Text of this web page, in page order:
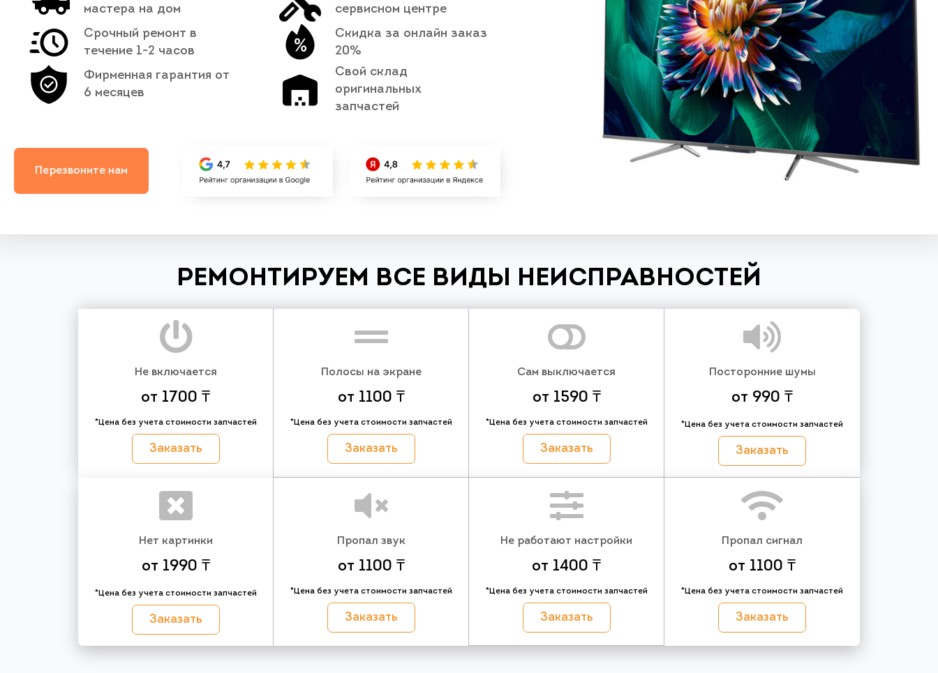
мастера на дом
Срочный ремонт в
течение 1-2 часов
Фирменная гарантия от
6 месяцев
сервисном центре
Скидка за онлайн заказ
20%
Свой склад
оригинальных
запчастей
Перезвоните нам
РЕМОНТИРУЕМ ВСЕ ВИДЫ НЕИСПРАВНОСТЕЙ
Не включается
от 1700 ₸
*Цена без учета стоимости запчастей
Заказать
Полосы на экране
от 1100 ₸
*Цена без учета стоимости запчастей
Заказать
Сам выключается
от 1590 ₸
*Цена без учета стоимости запчастей
Заказать
Посторонние шумы
от 990 ₸
*Цена без учета стоимости запчастей
Заказать
Нет картинки
от 1990 ₸
*Цена без учета стоимости запчастей
Заказать
Пропал звук
от 1100 ₸
*Цена без учета стоимости запчастей
Заказать
Не работают настройки
от 1400 ₸
*Цена без учета стоимости запчастей
Заказать
Пропал сигнал
от 1100 ₸
*Цена без учета стоимости запчастей
Заказать